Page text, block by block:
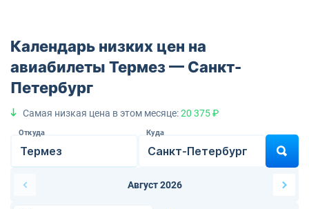
Календарь низких цен на
авиабилеты Термез — Санкт-
Петербург
Самая низкая цена в этом месяце:20 375 ₽
Откуда Куда
Август 2026